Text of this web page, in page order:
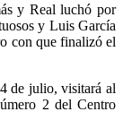
y Real luchó por
y Luis García
con que finalizó el
de julio, visitará al
2 del Centro